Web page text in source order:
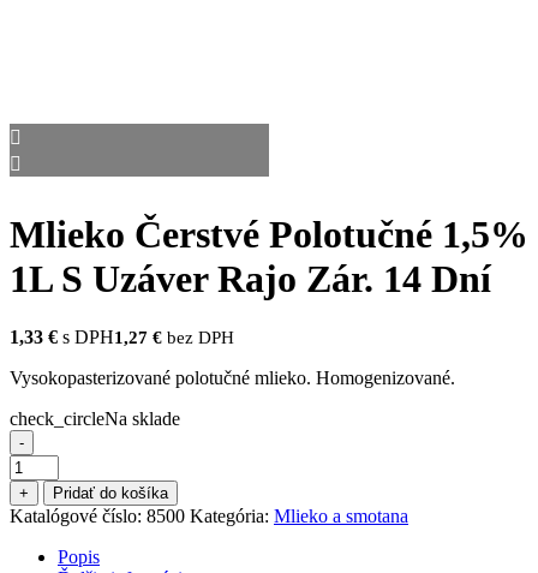
Mlieko Čerstvé Polotučné 1,5%
1L S Uzáver Rajo Zár. 14 Dní
1,33 € s DPH1,27 € bez DPH
Vysokopasterizované polotučné mlieko. Homogenizované.
check_circleNa sklade
-
množstvo
Mlieko
Čerstvé
Polotučné
1,5%
+ Pridať do košíka
Katalógové číslo: 8500 Kategória: Mlieko a smotana
Popis